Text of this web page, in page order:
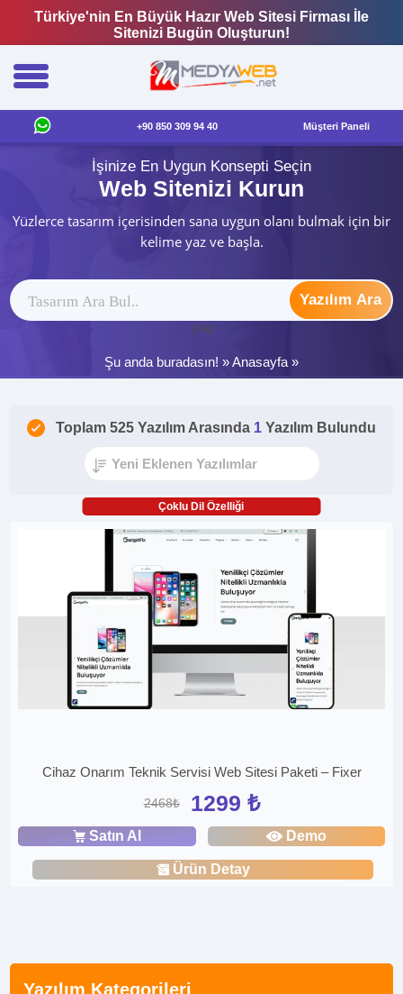
Türkiye'nin En Büyük Hazır Web Sitesi Firması İle
Sitenizi Bugün Oluşturun!
+90 850 309 94 40 Müşteri Paneli
İşinize En Uygun Konsepti Seçin
Web Sitenizi Kurun
Yüzlerce tasarım içerisinden sana uygun olanı bulmak için bir
kelime yaz ve başla.
Yazılım Ara
ytag
Şu anda buradasın! »Anasayfa »
Yazılım Kategorileri
Toplam 525 Yazılım Arasında 1 Yazılım Bulundu
Çoklu Dil Özelliği
Cihaz Onarım Teknik Servisi Web Sitesi Paketi – Fixer
2468₺ 1299 ₺
Satın Al Demo
Ürün Detay